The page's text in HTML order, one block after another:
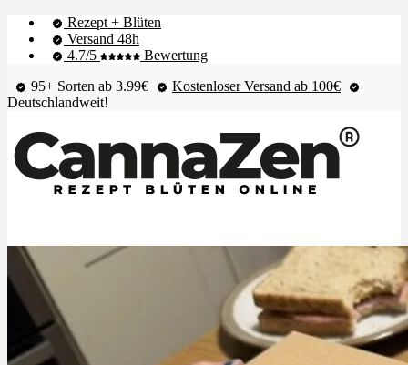
Rezept + Blüten
Versand 48h
4.7/5
Bewertung
95+ Sorten ab 3.99€
Kostenloser Versand ab 100€
Deutschlandweit!
Shop & Live-Bestand
Blüten